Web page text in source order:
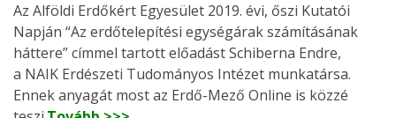
Az Alföldi Erdőkért Egyesület 2019. évi, őszi Kutatói
Napján “Az erdőtelepítési egységárak számításának
háttere” címmel tartott előadást Schiberna Endre,
a NAIK Erdészeti Tudományos Intézet munkatársa.
Ennek anyagát most az Erdő-Mező Online is közzé